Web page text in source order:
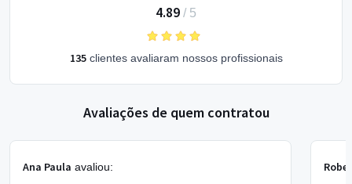
4.89 / 5
135clientes avaliaram nossos profissionais
Avaliações de quem contratou
Ana Paula avaliou: